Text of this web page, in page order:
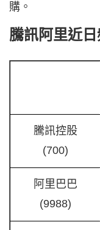
購。
騰訊阿里近
騰訊控股
(700)
阿里巴巴
(9988)